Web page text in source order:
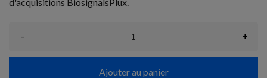
- +
Ajouter au panier